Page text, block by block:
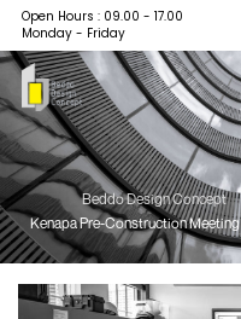
Open Hours : 09.00 - 17.00
Monday - Friday
Beddo Design Concept
Kenapa Pre-Construction